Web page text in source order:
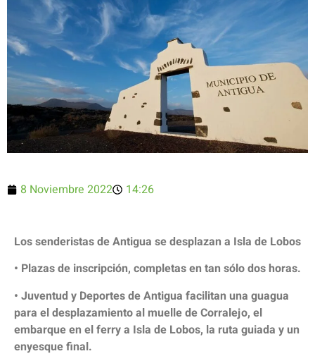
8 Noviembre 2022 14:26
Los senderistas de Antigua se desplazan a Isla de Lobos
• Plazas de inscripción, completas en tan sólo dos horas.
• Juventud y Deportes de Antigua facilitan una guagua
para el desplazamiento al muelle de Corralejo, el
embarque en el ferry a Isla de Lobos, la ruta guiada y un
enyesque final.